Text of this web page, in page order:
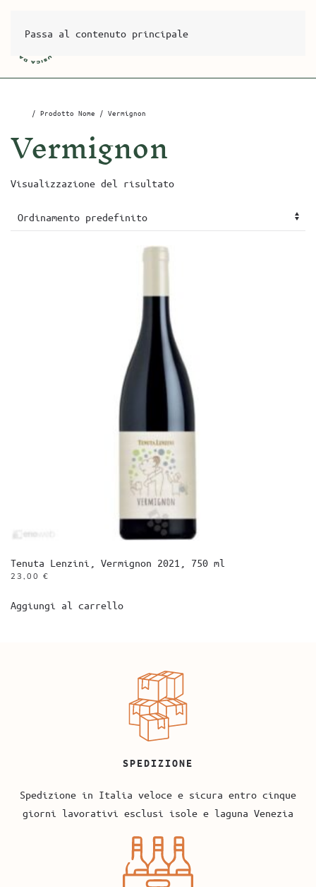
Passa al contenuto principale
/ Prodotto Nome / Vermignon
Vermignon
Visualizzazione del risultato
Tenuta Lenzini, Vermignon 2021, 750 ml
23,00 €
Aggiungi al carrello
SPEDIZIONE
Spedizione in Italia veloce e sicura entro cinque
giorni lavorativi esclusi isole e laguna Venezia